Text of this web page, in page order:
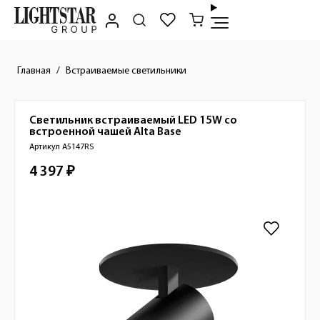
Главная Встраиваемые светильники
Краткое описание товара
Светильник встраиваемый LED 15W со
встроенной чашей Alta Base
Артикул A5147RS
Стоимость товара
4 397 ₽